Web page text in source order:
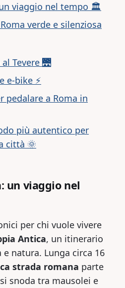
viaggio nel tempo 🏛️
verde e silenziosa
Tevere 🌉
e-bike ⚡
pedalare a Roma in
più autentico per
città 🌞
un viaggio nel
per chi vuole vivere
Antica, un itinerario
natura. Lunga circa 16
strada romana parte
snoda tra mausolei e